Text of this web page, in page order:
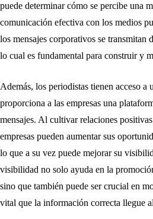
puede determinar cómo se percibe una
comunicación efectiva con los medios
los mensajes corporativos se transmitan
lo cual es fundamental para construir y
Además, los periodistas tienen acceso a
proporciona a las empresas una
mensajes. Al cultivar relaciones
empresas pueden aumentar sus
lo que a su vez puede mejorar su
visibilidad no solo ayuda en la
sino que también puede ser crucial en
vital que la información correcta llegue